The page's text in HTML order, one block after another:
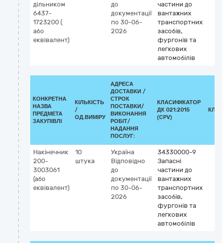
дільником
6437-
1723200 (
або
еквівалент)
до
документації
по 30-06-
2026
частини до
вантажних
транспортних
засобів,
фургонів та
легкових
автомобілів
КОНКРЕТНА
НАЗВА
ПРЕДМЕТА
ЗАКУПІВЛІ
КІЛЬКІСТЬ
/
ОД.ВИМІРУ
АДРЕСА
ДОСТАВКИ /
СТРОК
ПОСТАВКИ/
ВИКОНАННЯ
РОБІТ/
НАДАННЯ
ПОСЛУГ:
КЛАСИФІКАТОР
ДК 021:2015
(CPV)
Накінечник
200-
3003061
(або
еквівалент)
10
штука
Україна
Відповідно
до
документації
по 30-06-
2026
34330000-9
Запасні
частини до
вантажних
транспортних
засобів,
фургонів та
легкових
автомобілів